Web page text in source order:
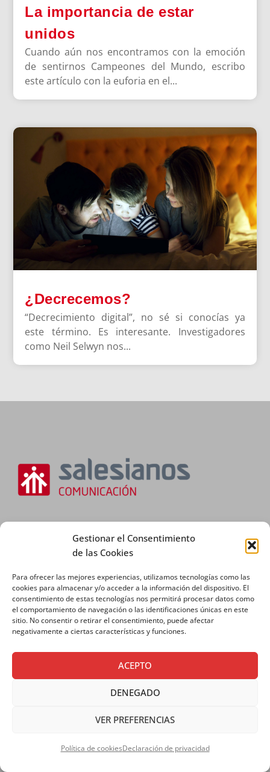
Gestionar el Consentimiento
de las Cookies
Para ofrecer las mejores experiencias, utilizamos tecnologías como las
cookies para almacenar y/o acceder a la información del dispositivo. El
consentimiento de estas tecnologías nos permitirá procesar datos como
el comportamiento de navegación o las identificaciones únicas en este
sitio. No consentir o retirar el consentimiento, puede afectar
negativamente a ciertas características y funciones.
ACEPTO
DENEGADO
VER PREFERENCIAS
Política de cookiesDeclaración de privacidad
La importancia de estar
unidos
Cuando aún nos encontramos con la emoción
de sentirnos Campeones del Mundo, escribo
este artículo con la euforia en el...
¿Decrecemos?
“Decrecimiento digital”, no sé si conocías ya
este término. Es interesante. Investigadores
como Neil Selwyn nos...
c/ Marques de Valdavia, 2, 28079 Madrid